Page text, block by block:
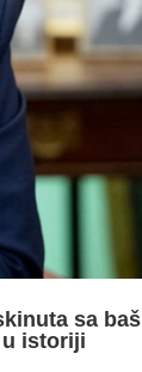
sa baš
istoriji